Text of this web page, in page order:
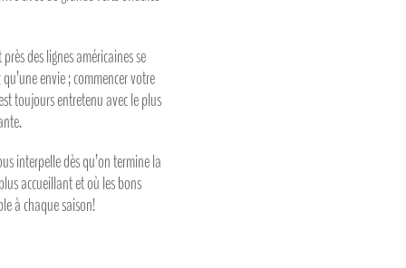
des lignes américaines se
envie ; commencer votre
toujours entretenu avec le plus
interpelle dès qu’on termine la
accueillant et où les bons
à chaque saison!